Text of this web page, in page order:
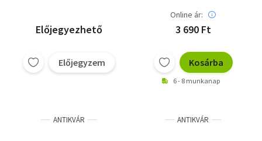
Előjegyezhető
Előjegyzem
Online ár:
3 690 Ft
Kosárba
6 - 8 munkanap
ANTIKVÁR ANTIKVÁR